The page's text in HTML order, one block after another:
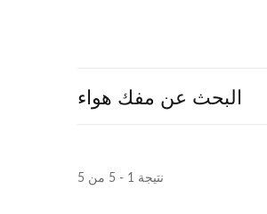
البحث عن مفك هواء
نتيجة 1 - 5 من 5